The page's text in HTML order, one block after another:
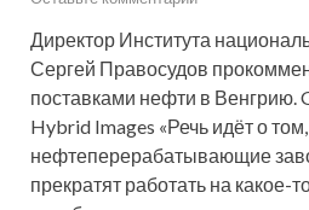
Директор Института
Сергей Правосудов
поставками нефти в Венгрию.
Hybrid Images «Речь идёт о
нефтеперерабатывающие
прекратят работать на какое-